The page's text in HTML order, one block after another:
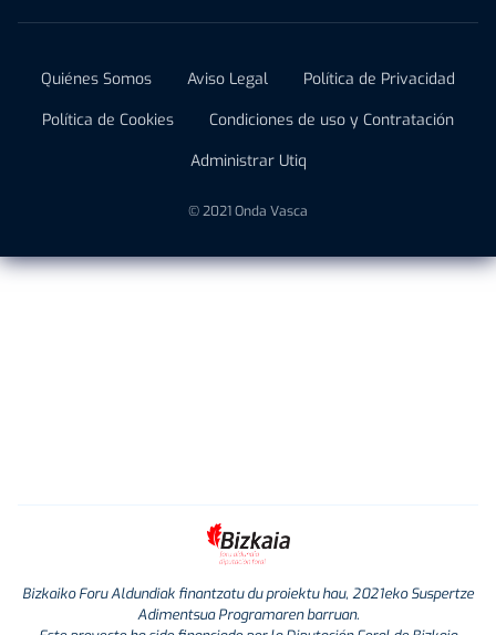
Quiénes Somos Aviso Legal
Política de Privacidad
Política de Cookies
Condiciones de uso y Contratación
Administrar Utiq
© 2021 Onda Vasca
Bizkaiko Foru Aldundiak finantzatu du proiektu hau, 2021eko Suspertze
Adimentsua Programaren barruan.